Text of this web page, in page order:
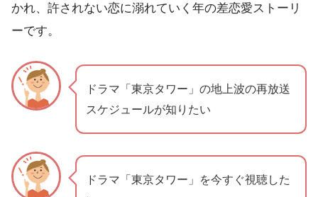
かれ、許されない恋に溺れていく年の差恋愛ストーリ
ーです。
ドラマ「東京タワー」の地上波の再放送
スケジュールが知りたい
ドラマ「東京タワー」を今すぐ視聴した